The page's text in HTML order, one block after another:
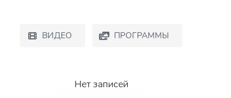
ВИДЕО ПРОГРАММЫ
Нет записей